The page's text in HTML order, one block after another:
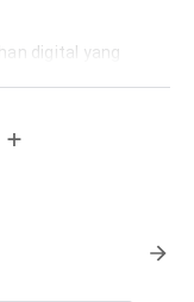
digital yang
+